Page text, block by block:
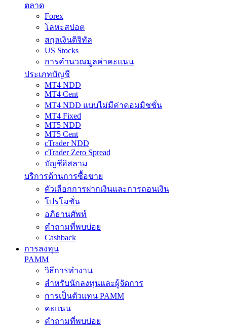
ตลาด
Forex
โลหะสปอต
สกุลเงินดิจิทัล
US Stocks
การคำนวณมูลค่าคะแนน
ประเภทบัญชี
MT4 NDD
MT4 Cent
MT4 NDD แบบไม่มีค่าคอมมิชชั่น
MT4 Fixed
MT5 NDD
MT5 Cent
cTrader NDD
cTrader Zero Spread
บัญชีอิสลาม
บริการด้านการซื้อขาย
ตัวเลือกการฝากเงินและการถอนเงิน
โปรโมชั่น
อภิธานศัพท์
คำถามที่พบบ่อย
Cashback
การลงทุน
PAMM
วิธีการทำงาน
สำหรับนักลงทุนและผู้จัดการ
การเป็นตัวแทน PAMM
คะแนน
คำถามที่พบบ่อย